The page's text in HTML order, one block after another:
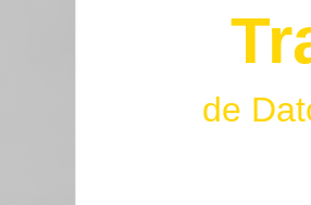
de